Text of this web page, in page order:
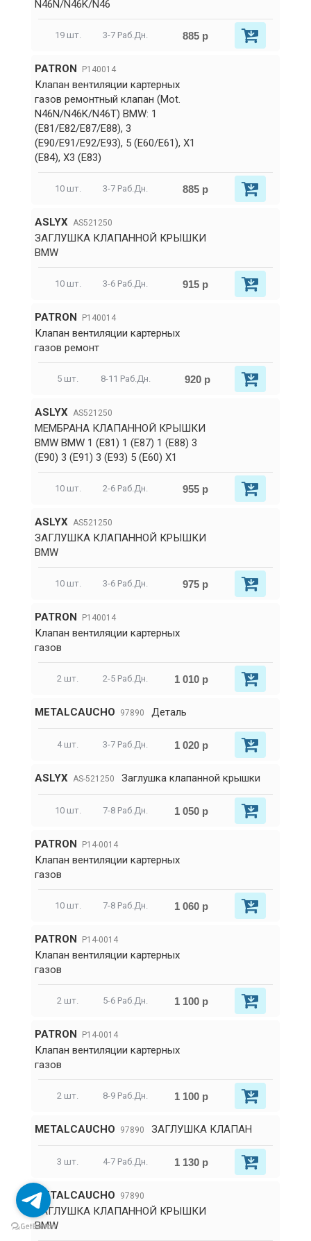
N46N/N46K/N46
19 шт. 3-7 Раб.Дн. 885 р
PATRON P140014
Клапан вентиляции картерных
газов ремонтный клапан (Mot.
N46N/N46K/N46T) BMW: 1
(E81/E82/E87/E88), 3
(E90/E91/E92/E93), 5 (E60/E61), X1
(E84), X3 (E83)
10 шт. 3-7 Раб.Дн. 885 р
ASLYX AS521250
ЗАГЛУШКА КЛАПАННОЙ КРЫШКИ
BMW
10 шт. 3-6 Раб.Дн. 915 р
PATRON P140014
Клапан вентиляции картерных
газов ремонт
5 шт. 8-11 Раб.Дн. 920 р
ASLYX AS521250
МЕМБРАНА КЛАПАННОЙ КРЫШКИ
BMW BMW 1 (E81) 1 (E87) 1 (E88) 3
(E90) 3 (E91) 3 (E93) 5 (E60) X1
10 шт. 2-6 Раб.Дн. 955 р
ASLYX AS521250
ЗАГЛУШКА КЛАПАННОЙ КРЫШКИ
BMW
10 шт. 3-6 Раб.Дн. 975 р
PATRON P140014
Клапан вентиляции картерных
газов
2 шт. 2-5 Раб.Дн. 1 010 р
METALCAUCHO 97890 Деталь
4 шт. 3-7 Раб.Дн. 1 020 р
ASLYX AS-521250 Заглушка клапанной крышки
10 шт. 7-8 Раб.Дн. 1 050 р
PATRON P14-0014
Клапан вентиляции картерных
газов
10 шт. 7-8 Раб.Дн. 1 060 р
PATRON P14-0014
Клапан вентиляции картерных
газов
2 шт. 5-6 Раб.Дн. 1 100 р
PATRON P14-0014
Клапан вентиляции картерных
газов
2 шт. 8-9 Раб.Дн. 1 100 р
METALCAUCHO 97890 ЗАГЛУШКА КЛАПАН
3 шт. 4-7 Раб.Дн. 1 130 р
METALCAUCHO 97890
ЗАГЛУШКА КЛАПАННОЙ КРЫШКИ
BMW